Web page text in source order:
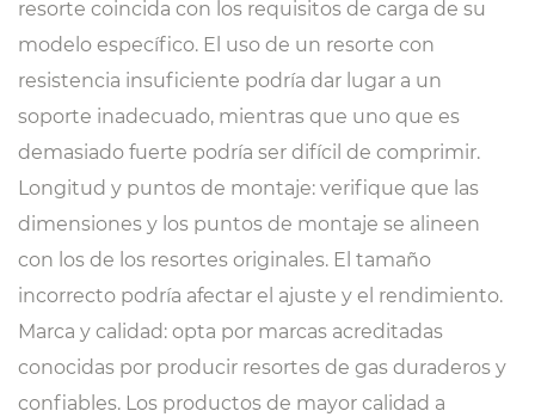
resorte coincida con los requisitos de carga de su
modelo específico. El uso de un resorte con
resistencia insuficiente podría dar lugar a un
soporte inadecuado, mientras que uno que es
demasiado fuerte podría ser difícil de comprimir.
Longitud y puntos de montaje: verifique que las
dimensiones y los puntos de montaje se alineen
con los de los resortes originales. El tamaño
incorrecto podría afectar el ajuste y el rendimiento.
Marca y calidad: opta por marcas acreditadas
conocidas por producir resortes de gas duraderos y
confiables. Los productos de mayor calidad a